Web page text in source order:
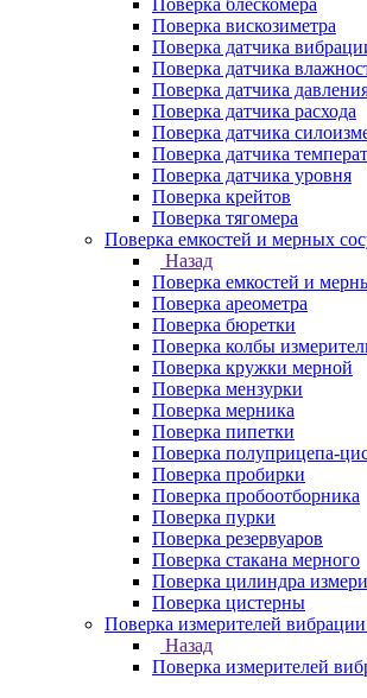
Поверка блескомера
Поверка вискозиметра
Поверка датчика
Поверка датчика
Поверка датчика
Поверка датчика расхода
Поверка датчика
Поверка датчика
Поверка датчика уровня
Поверка крейтов
Поверка тягомера
Поверка емкостей и мерных
Назад
Поверка емкостей и
Поверка ареометра
Поверка бюретки
Поверка колбы
Поверка кружки мерной
Поверка мензурки
Поверка мерника
Поверка пипетки
Поверка полуприцепа-
Поверка пробирки
Поверка пробоотборника
Поверка пурки
Поверка резервуаров
Поверка стакана мерного
Поверка цилиндра
Поверка цистерны
Поверка измерителей
Назад
Поверка измерителей